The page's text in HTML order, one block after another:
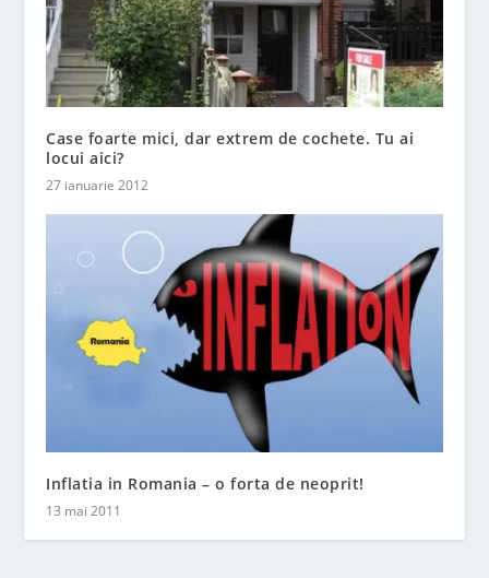
Case foarte mici, dar extrem de cochete. Tu ai
locui aici?
27 ianuarie 2012
Inflatia in Romania – o forta de neoprit!
13 mai 2011